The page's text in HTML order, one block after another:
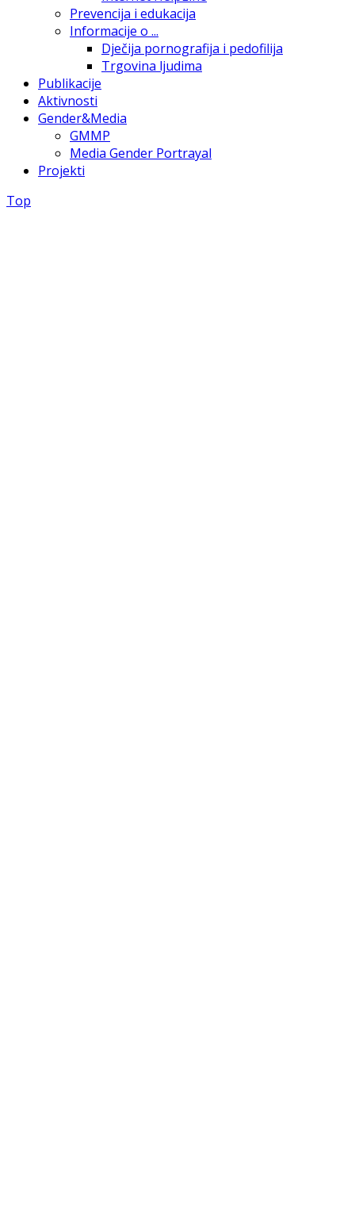
Prevencija i edukacija
Informacije o ...
Dječija pornografija i pedofilija
Trgovina ljudima
Publikacije
Aktivnosti
Gender&Media
GMMP
Media Gender Portrayal
Projekti
Top